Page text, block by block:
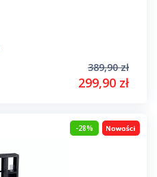
389,90 zł
299,90 zł
-28%